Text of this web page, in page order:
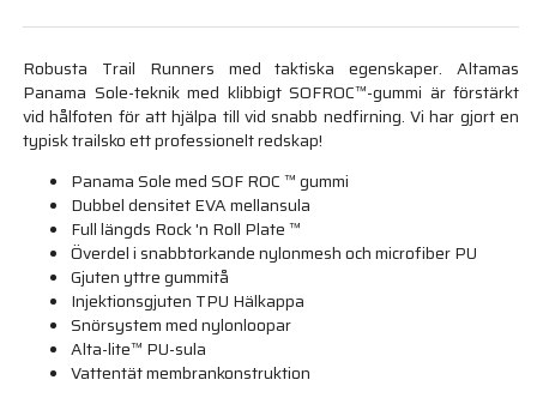
Robusta Trail Runners med taktiska egenskaper. Altamas
Panama Sole-teknik med klibbigt SOFROC™-gummi är förstärkt
vid hålfoten för att hjälpa till vid snabb nedfirning. Vi har gjort en
typisk trailsko ett professionelt redskap!
Panama Sole med SOF ROC ™ gummi
Dubbel densitet EVA mellansula
Full längds Rock 'n Roll Plate ™
Överdel i snabbtorkande nylonmesh och microfiber PU
Gjuten yttre gummitå
Injektionsgjuten TPU Hälkappa
Snörsystem med nylonloopar
Alta-lite™ PU-sula
Vattentät membrankonstruktion